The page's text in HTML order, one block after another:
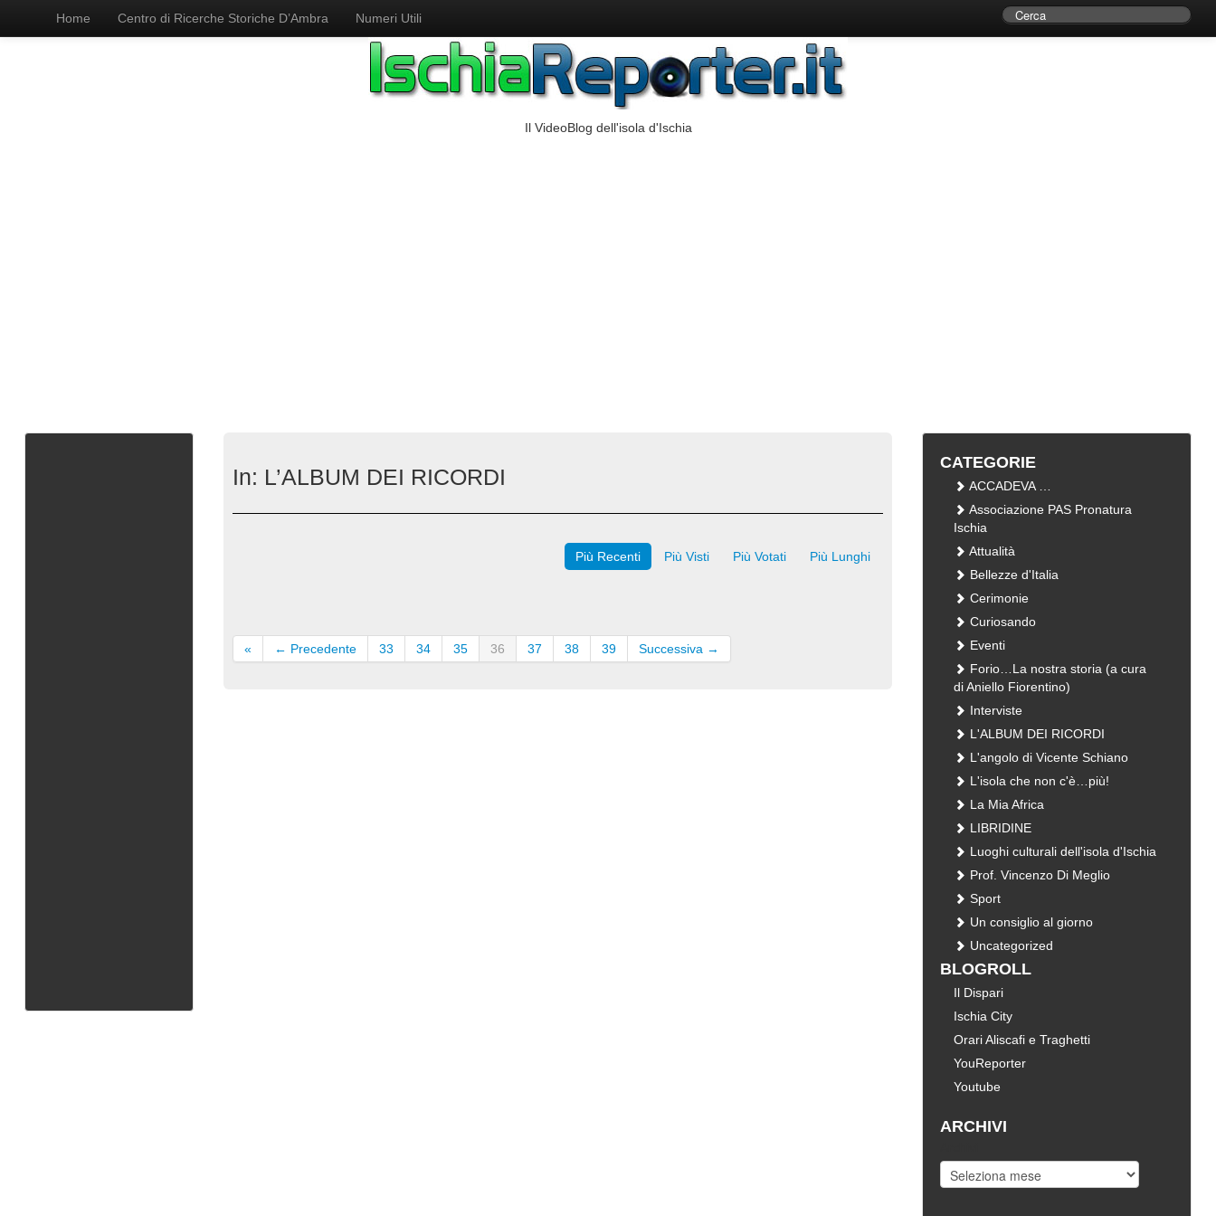
Home Centro di Ricerche Storiche D’Ambra Numeri Utili
Il VideoBlog dell'isola d'Ischia
In: L’ALBUM DEI RICORDI
Più Recenti Più Visti Più Votati Più Lunghi
« ← Precedente 33 34 35 36 37 38 39 Successiva →
CATEGORIE
ACCADEVA …
Associazione PAS Pronatura
Ischia
Attualità
Bellezze d'Italia
Cerimonie
Curiosando
Eventi
Forio…La nostra storia (a cura
di Aniello Fiorentino)
Interviste
L'ALBUM DEI RICORDI
L'angolo di Vicente Schiano
L'isola che non c'è…più!
La Mia Africa
LIBRIDINE
Luoghi culturali dell'isola d'Ischia
Prof. Vincenzo Di Meglio
Sport
Un consiglio al giorno
Uncategorized
BLOGROLL
Il Dispari
Ischia City
Orari Aliscafi e Traghetti
YouReporter
Youtube
ARCHIVI